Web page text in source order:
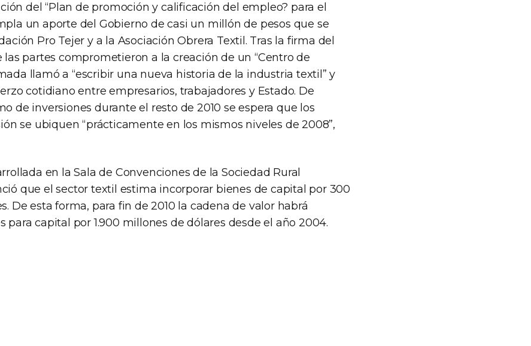
del “Plan de promoción y calificación del empleo? para el
un aporte del Gobierno de casi un millón de pesos que se
Pro Tejer y a la Asociación Obrera Textil. Tras la firma del
las partes comprometieron a la creación de un “Centro de
llamó a “escribir una nueva historia de la industria textil” y
cotidiano entre empresarios, trabajadores y Estado. De
de inversiones durante el resto de 2010 se espera que los
se ubiquen “prácticamente en los mismos niveles de 2008”,
en la Sala de Convenciones de la Sociedad Rural
que el sector textil estima incorporar bienes de capital por 300
De esta forma, para fin de 2010 la cadena de valor habrá
para capital por 1.900 millones de dólares desde el año 2004.